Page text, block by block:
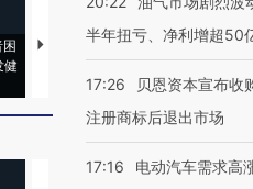
健
视线｜HYROX的吸金
术：是什么让中产们甘
心“花钱找虐”？
马航飞
粒摇
毒品
半年扭亏、净利增超50
17:26
贝恩资本宣布收
注册商标后退出市场
17:16
电动汽车需求高